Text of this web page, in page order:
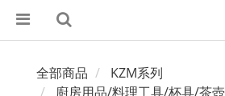
全部商品
KZM系列
廚房用品/料理工具/杯具/茶壺